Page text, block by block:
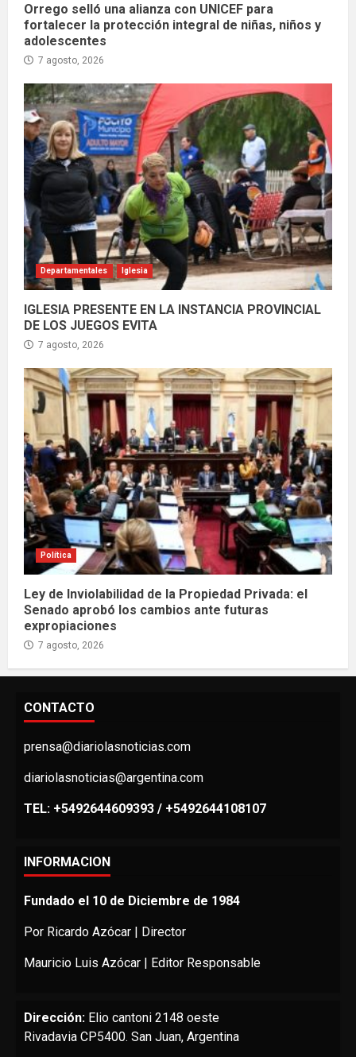
Orrego selló una alianza con UNICEF para
fortalecer la protección integral de niñas, niños y
adolescentes
7 agosto, 2026
Departamentales Iglesia
IGLESIA PRESENTE EN LA INSTANCIA PROVINCIAL
DE LOS JUEGOS EVITA
7 agosto, 2026
Política
Ley de Inviolabilidad de la Propiedad Privada: el
Senado aprobó los cambios ante futuras
expropiaciones
7 agosto, 2026
CONTACTO
prensa@diariolasnoticias.com
diariolasnoticias@argentina.com
TEL: +5492644609393 / +5492644108107
INFORMACION
Fundado el 10 de Diciembre de 1984
Por Ricardo Azócar | Director
Mauricio Luis Azócar | Editor Responsable
Dirección: Elio cantoni 2148 oeste
Rivadavia CP5400. San Juan, Argentina